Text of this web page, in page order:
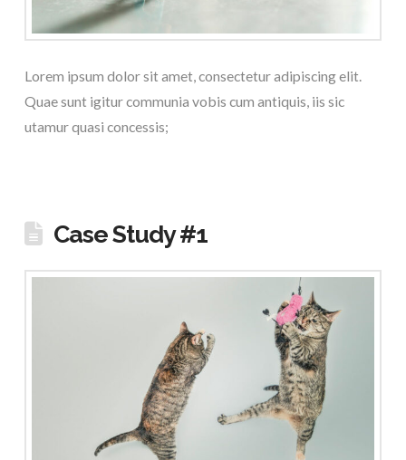
Lorem ipsum dolor sit amet, consectetur adipiscing elit.
Quae sunt igitur communia vobis cum antiquis, iis sic
utamur quasi concessis;
Case Study #1